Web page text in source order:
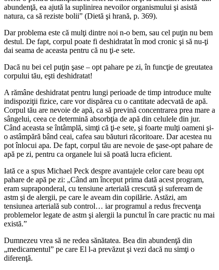
abundenţă, ea ajută la suplinirea nevoilor organismului şi asistă
natura, ca să reziste bolii” (Dietă şi hrană, p. 369).
Dar problema este că mulţi dintre noi n-o bem, sau cel puţin nu bem
destul. De fapt, corpul poate fi deshidratat în mod cronic şi să nu-ţi
dai seama de aceasta pentru că nu ţi-e sete.
Dacă nu bei cel puţin şase – opt pahare pe zi, în funcţie de greutatea
corpului tău, eşti deshidratat!
A rămâne deshidratat pentru lungi perioade de timp introduce multe
indispoziţii fizice, care vor dispărea cu o cantitate adecvată de apă.
Corpul tău are nevoie de apă, ca să prevină concentrarea prea mare a
sângelui, ceea ce determină absorbţia de apă din celulele din jur.
Când aceasta se întâmplă, simţi că ţi-e sete, şi foarte mulţi oameni şi-
o astâmpără bând ceai, cafea sau băuturi răcoritoare. Dar acestea nu
pot înlocui apa. De fapt, corpul tău are nevoie de şase-opt pahare de
apă pe zi, pentru ca organele lui să poată lucra eficient.
Iată ce a spus Michael Peck despre avantajele celor care beau opt
pahare de apă pe zi: „Când am început prima dată acest program,
eram supraponderal, cu tensiune arterială crescută şi sufeream de
astm şi de alergii, pe care le aveam din copilărie. Astăzi, am
tensiunea arterială sub control… iar programul a redus frecvenţa
problemelor legate de astm şi alergii la punctul în care practic nu mai
există.”
Dumnezeu vrea să ne redea sănătatea. Bea din abundenţă din
„medicamentul” pe care El l-a prevăzut şi vezi dacă nu simţi o
diferenţă.